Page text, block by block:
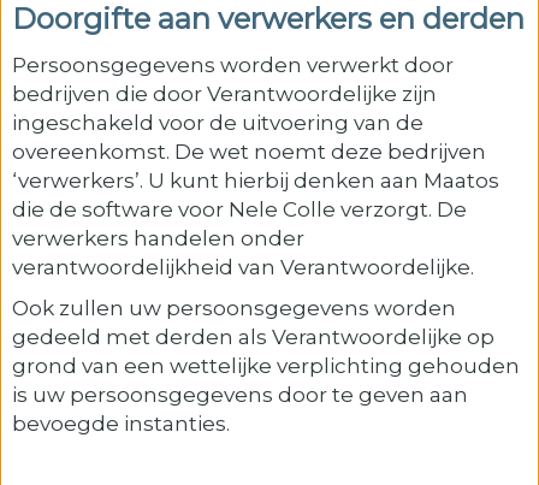
Doorgifte aan verwerkers en derden
Persoonsgegevens worden verwerkt door
bedrijven die door Verantwoordelijke zijn
ingeschakeld voor de uitvoering van de
overeenkomst. De wet noemt deze bedrijven
‘verwerkers’. U kunt hierbij denken aan Maatos
die de software voor Nele Colle verzorgt. De
verwerkers handelen onder
verantwoordelijkheid van Verantwoordelijke.
Ook zullen uw persoonsgegevens worden
gedeeld met derden als Verantwoordelijke op
grond van een wettelijke verplichting gehouden
is uw persoonsgegevens door te geven aan
bevoegde instanties.